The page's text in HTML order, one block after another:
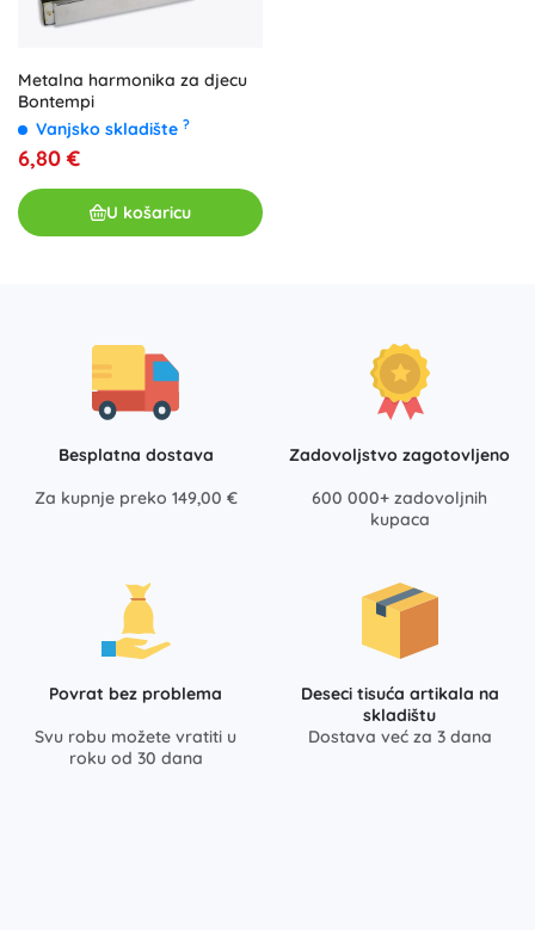
Metalna harmonika za djecu
Bontempi
Vanjsko skladište ?
6,80 €
U košaricu
Besplatna dostava
Za kupnje preko 149,00 €
Zadovoljstvo zagotovljeno
600 000+ zadovoljnih
kupaca
Povrat bez problema
Svu robu možete vratiti u
roku od 30 dana
Deseci tisuća artikala na
skladištu
Dostava već za 3 dana